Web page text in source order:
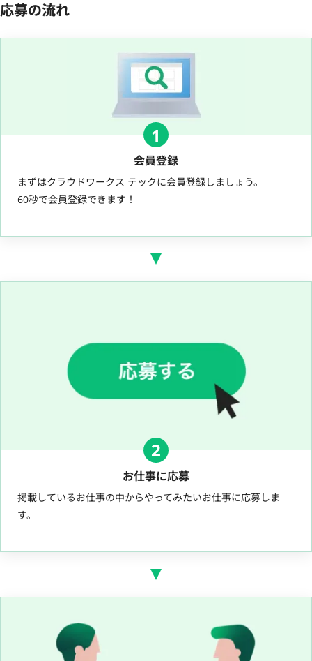
応募の流れ
1
会員登録
まずはクラウドワークス テックに会員登録しましょう。
60秒で会員登録できます！
2
お仕事に応募
掲載しているお仕事の中からやってみたいお仕事に応募しま
す。